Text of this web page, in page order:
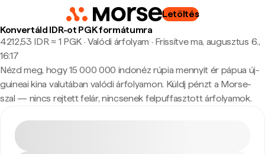
Letöltés
Konvertáld IDR-ot PGK formátumra
4212,53 IDR ≈ 1 PGK · Valódi árfolyam · Frissítve ma, augusztus 6.,
16:17
Nézd meg, hogy 15 000 000 indonéz rúpia mennyit ér pápua új-
guineai kina valutában valódi árfolyamon. Küldj pénzt a Morse-
szal — nincs rejtett felár, nincsenek felpuffasztott árfolyamok.